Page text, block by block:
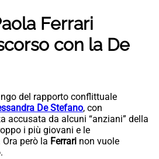
Ferrari
con la De
del rapporto conflittuale
De Stefano, con
accusata da alcuni “anziani” della
i più giovani e le
però la Ferrari non vuole